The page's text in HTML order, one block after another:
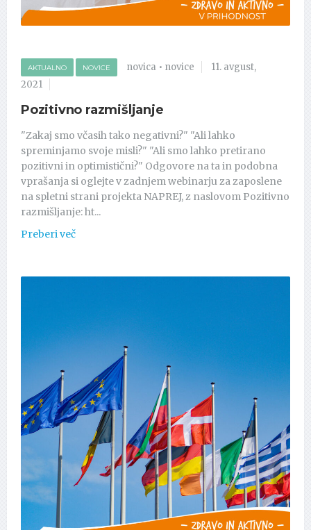
AKTUALNO NOVICE novica • novice
11. avgust,
2021
Pozitivno razmišljanje
"Zakaj smo včasih tako negativni?" "Ali lahko
spreminjamo svoje misli?" "Ali smo lahko pretirano
pozitivni in optimistični?" Odgovore na ta in podobna
vprašanja si oglejte v zadnjem webinarju za zaposlene
na spletni strani projekta NAPREJ, z naslovom Pozitivno
razmišljanje: ht...
Preberi več